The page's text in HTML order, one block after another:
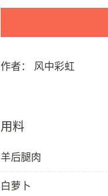
作者： 风中彩虹
用料
羊后腿肉
白萝卜